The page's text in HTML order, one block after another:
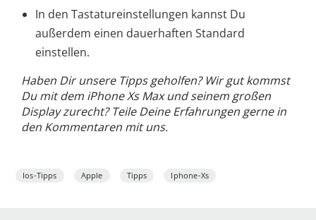
In den Tastatureinstellungen kannst Du
außerdem einen dauerhaften Standard
einstellen.
Haben Dir unsere Tipps geholfen? Wir gut kommst
Du mit dem iPhone Xs Max und seinem großen
Display zurecht? Teile Deine Erfahrungen gerne in
den Kommentaren mit uns.
Ios-Tipps Apple Tipps Iphone-Xs